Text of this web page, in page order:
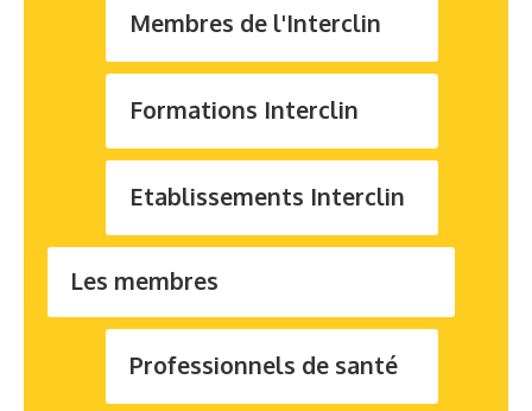
Membres de l'Interclin
Formations Interclin
Etablissements Interclin
Les membres
Professionnels de santé